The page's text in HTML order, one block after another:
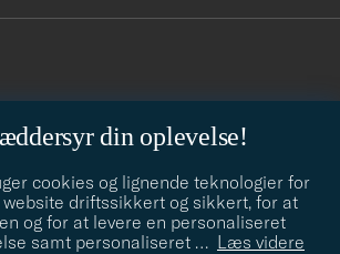
din oplevelse!
cookies og lignende teknologier for
website driftssikkert og sikkert, for at
og for at levere en personaliseret
samt personaliseret … Læs videre